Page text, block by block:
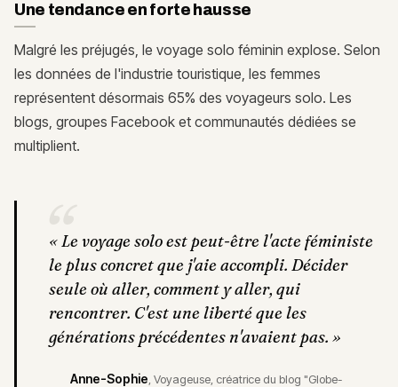
Une tendance en forte hausse
Malgré les préjugés, le voyage solo féminin explose. Selon
les données de l'industrie touristique, les femmes
représentent désormais 65% des voyageurs solo. Les
blogs, groupes Facebook et communautés dédiées se
multiplient.
“
«Le voyage solo est peut-être l'acte féministe
le plus concret que j'aie accompli. Décider
seule où aller, comment y aller, qui
rencontrer. C'est une liberté que les
générations précédentes n'avaient pas. »
Anne-Sophie, Voyageuse, créatrice du blog "Globe-